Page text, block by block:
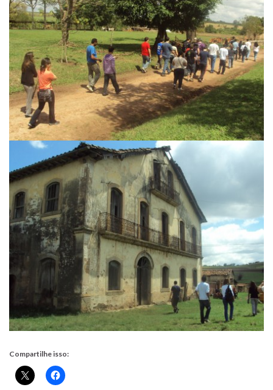
Compartilhe isso: